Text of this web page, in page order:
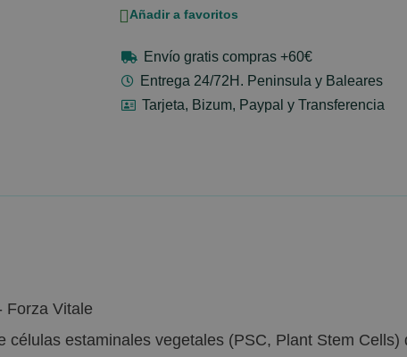
Añadir a favoritos
Envío gratis compras +60€
Entrega 24/72H. Peninsula y Baleares
Tarjeta, Bizum, Paypal y Transferencia
Forza Vitale
células estaminales vegetales (PSC, Plant Stem